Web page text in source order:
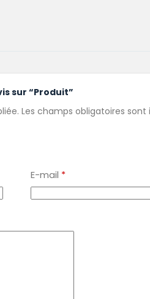
sur “Produit”
Les champs obligatoires sont
E-mail *